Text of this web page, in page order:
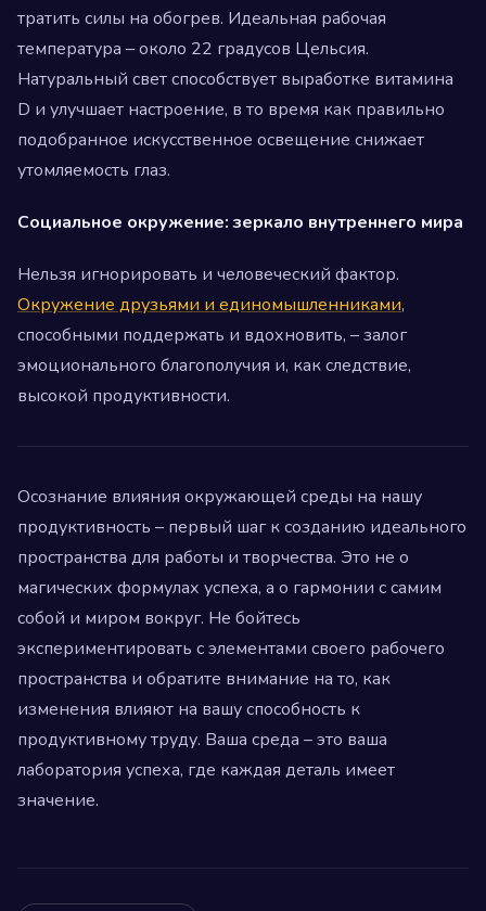
тратить силы на обогрев. Идеальная рабочая
температура – около 22 градусов Цельсия.
Натуральный свет способствует выработке витамина
D и улучшает настроение, в то время как правильно
подобранное искусственное освещение снижает
утомляемость глаз.
Социальное окружение: зеркало внутреннего мира
Нельзя игнорировать и человеческий фактор.
Окружение друзьями и единомышленниками,
способными поддержать и вдохновить, – залог
эмоционального благополучия и, как следствие,
высокой продуктивности.
Осознание влияния окружающей среды на нашу
продуктивность – первый шаг к созданию идеального
пространства для работы и творчества. Это не о
магических формулах успеха, а о гармонии с самим
собой и миром вокруг. Не бойтесь
экспериментировать с элементами своего рабочего
пространства и обратите внимание на то, как
изменения влияют на вашу способность к
продуктивному труду. Ваша среда – это ваша
лаборатория успеха, где каждая деталь имеет
значение.